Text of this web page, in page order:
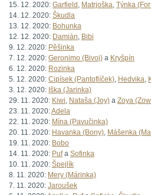
15. 12. 2020: Garfield , Matrjoška, Týnka
14. 12. 2020: Škudla
13. 12. 2020: Bohunka
12. 12. 2020: Damián, Bibi
9. 12. 2020: Pěšinka
7. 12. 2020: Geronimo (Bivoj) a Kryšpín
6. 12. 2020: Rozinka
5. 12. 2020: Cipísek (Pantoflíček), Hedvika,
3. 12. 2020: Iška (Jarinka)
29. 11. 2020: Kiwi, Nataša (Joy) a Zoya
23. 11. 2020:Adela
22. 11. 2020: Mína (Pavučinka)
20. 11. 2020: Havanka (Bony), Mášenka
19. 11. 2020: Bobo
14. 11. 2020: Pufa Sofinka
10. 11. 2020: Špejlík
8. 11. 2020: Mery (Márinka)
7. 11. 2020: Jaroušek